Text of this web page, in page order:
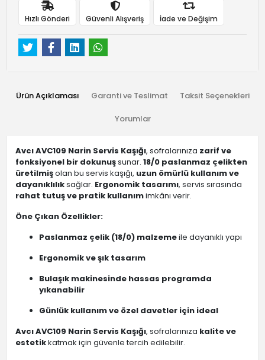
Hızlı Gönderi Güvenli Alışveriş İade ve Değişim
Ürün Açıklaması Garanti ve Teslimat Taksit Seçenekleri
Yorumlar
Avcı AVC109 Narin Servis Kaşığı, sofralarınıza zarif ve
fonksiyonel bir dokunuşsunar. 18/0 paslanmaz çelikten
üretilmişolan bu servis kaşığı, uzun ömürlü kullanım ve
dayanıklılıksağlar. Ergonomik tasarımı, servis sırasında
rahat tutuş ve pratik kullanımimkânı verir.
Öne Çıkan Özellikler:
Paslanmaz çelik (18/0) malzemeile dayanıklı yapı
Ergonomik ve şık tasarım
Bulaşık makinesinde hassas programda
yıkanabilir
Günlük kullanım ve özel davetler için ideal
Avcı AVC109 Narin Servis Kaşığı, sofralarınıza kalite ve
estetikkatmak için güvenle tercih edilebilir.